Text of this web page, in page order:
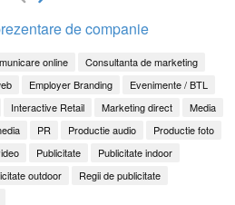
de companie
online
Consultanta de marketing
Employer Branding
Evenimente / BTL
Interactive Retail Marketing direct
Media
PR Productie audio
Productie foto
Publicitate
Publicitate indoor
outdoor
Regii de publicitate